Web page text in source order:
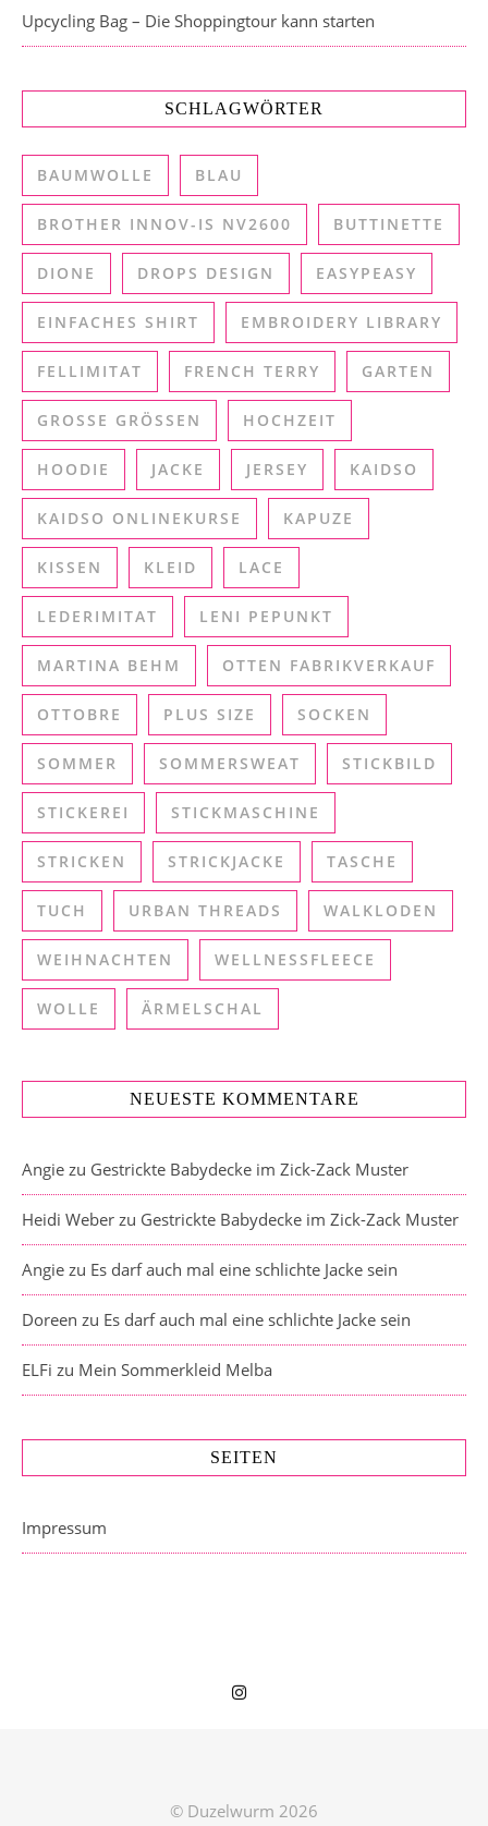
Upcycling Bag – Die Shoppingtour kann starten
SCHLAGWÖRTER
BAUMWOLLE BLAU
BROTHER INNOV-IS NV2600 BUTTINETTE
DIONE DROPS DESIGN EASYPEASY
EINFACHES SHIRT EMBROIDERY LIBRARY
FELLIMITAT FRENCH TERRY GARTEN
GROSSE GRÖSSEN HOCHZEIT
HOODIE JACKE JERSEY KAIDSO
KAIDSO ONLINEKURSE KAPUZE
KISSEN KLEID LACE
LEDERIMITAT LENI PEPUNKT
MARTINA BEHM OTTEN FABRIKVERKAUF
OTTOBRE PLUS SIZE SOCKEN
SOMMER SOMMERSWEAT STICKBILD
STICKEREI STICKMASCHINE
STRICKEN STRICKJACKE TASCHE
TUCH URBAN THREADS WALKLODEN
WEIHNACHTEN WELLNESSFLEECE
WOLLE ÄRMELSCHAL
NEUESTE KOMMENTARE
Angie zu Gestrickte Babydecke im Zick-Zack Muster
Heidi Weber zu Gestrickte Babydecke im Zick-Zack Muster
Angie zu Es darf auch mal eine schlichte Jacke sein
Doreen zu Es darf auch mal eine schlichte Jacke sein
ELFi zu Mein Sommerkleid Melba
SEITEN
Impressum
© Duzelwurm 2026